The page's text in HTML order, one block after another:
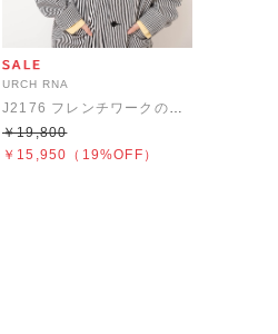
URCH RNA
J2176 フレンチワークのマルシェジャケット
￥15,950
￥19,800
（19%OFF）